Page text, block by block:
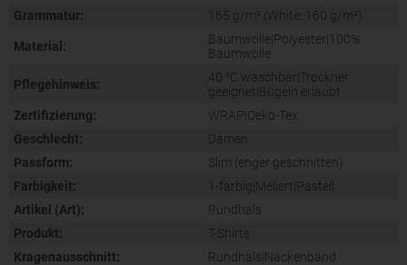
Grammatur:
165 g/m² (White: 160 g/m²)
Material:
Baumwolle|Polyester|100%
Baumwolle
Pflegehinweis:
40 °C waschbar|Trockner
geeignet|Bügeln erlaubt
Zertifizierung:
WRAP|Oeko-Tex
Geschlecht:
Damen
Passform:
Slim (enger geschnitten)
Farbigkeit:
1-farbig|Meliert|Pastell
Artikel (Art):
Rundhals
Produkt:
T-Shirts
Kragenausschnitt:
Rundhals|Nackenband